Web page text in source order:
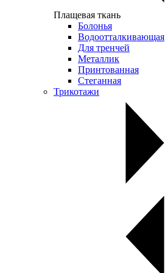
Плащевая ткань
Болонья
Водоотталкивающая
Для тренчей
Металлик
Принтованная
Стеганная
Трикотажи